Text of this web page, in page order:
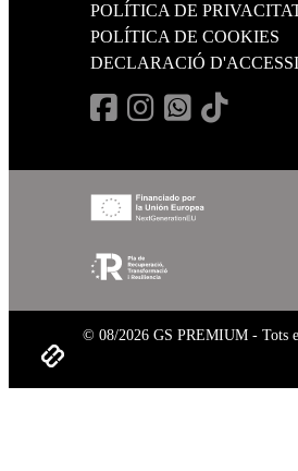
POLÍTICA DE
POLÍTICA DE COOKIES
DECLARACIÓ
© 08/2026 GS PREMIUM - Tots